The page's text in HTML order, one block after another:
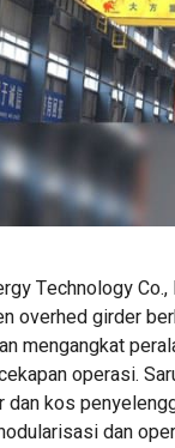
Technology
overhed girder
mengangkat
operasi.
dan kos
dan